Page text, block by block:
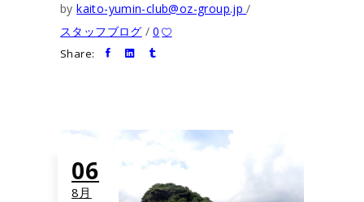
bykaito-yumin-club@oz-group.jp
スタッフブログ
0
Share:
06
8月